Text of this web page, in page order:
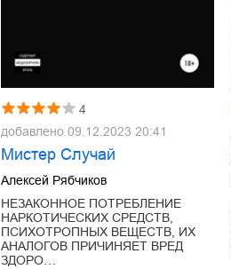
4
добавлено 09.12.2023 20:41
Мистер Случай
Алексей Рябчиков
НЕЗАКОННОЕ ПОТРЕБЛЕНИЕ
НАРКОТИЧЕСКИХ СРЕДСТВ,
ПСИХОТРОПНЫХ ВЕЩЕСТВ, ИХ
АНАЛОГОВ ПРИЧИНЯЕТ ВРЕД
ЗДОРО…